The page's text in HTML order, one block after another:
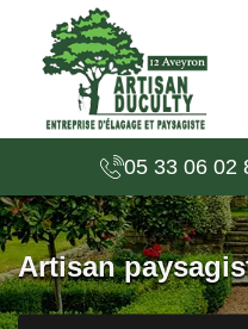
05 33 06 02
Artisan